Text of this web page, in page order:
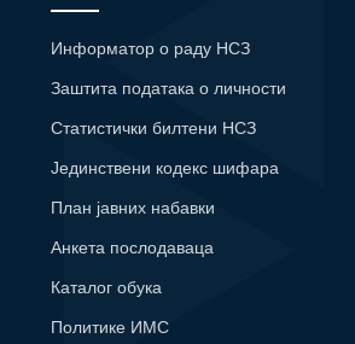
Информатор о раду НСЗ
Заштита података о личности
Статистички билтени НСЗ
Јединствени кодекс шифара
План јавних набавки
Анкета послодаваца
Каталог обука
Политике ИМС